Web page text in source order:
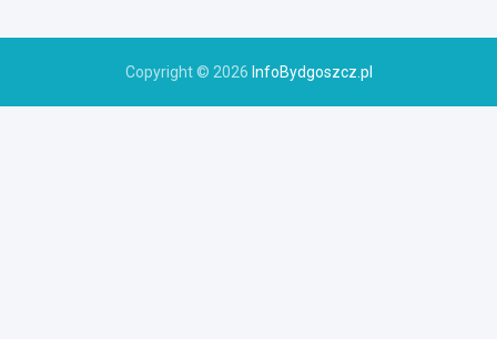
Copyright © 2026 InfoBydgoszcz.pl